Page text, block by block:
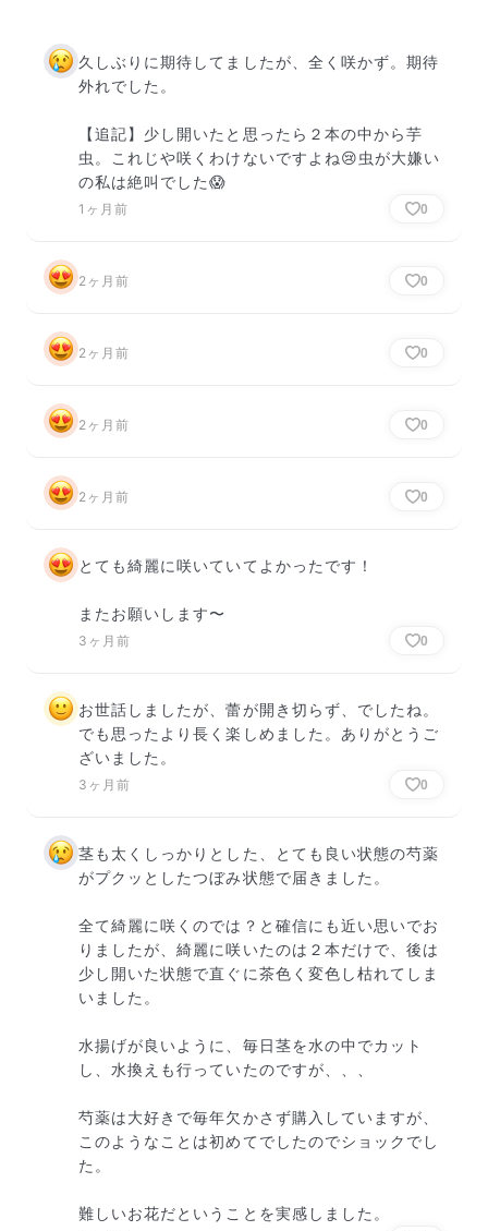
久しぶりに期待してましたが、全く咲かず。期待
外れでした。
【追記】少し開いたと思ったら２本の中から芋
虫。これじや咲くわけないですよね😢虫が大嫌い
の私は絶叫でした😱
1ヶ月前 0
2ヶ月前 0
2ヶ月前 0
2ヶ月前 0
2ヶ月前 0
とても綺麗に咲いていてよかったです！
またお願いします〜
3ヶ月前 0
お世話しましたが、蕾が開き切らず、でしたね。
でも思ったより長く楽しめました。ありがとうご
ざいました。
3ヶ月前 0
茎も太くしっかりとした、とても良い状態の芍薬
がプクッとしたつぼみ状態で届きました。
全て綺麗に咲くのでは？と確信にも近い思いでお
りましたが、綺麗に咲いたのは２本だけで、後は
少し開いた状態で直ぐに茶色く変色し枯れてしま
いました。
水揚げが良いように、毎日茎を水の中でカット
し、水換えも行っていたのですが、、、
芍薬は大好きで毎年欠かさず購入していますが、
このようなことは初めてでしたのでショックでし
た。
難しいお花だということを実感しました。